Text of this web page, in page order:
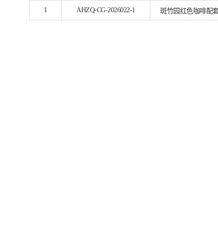
1 AHZQ-CG-2026022-1 斑竹园红色咖啡配